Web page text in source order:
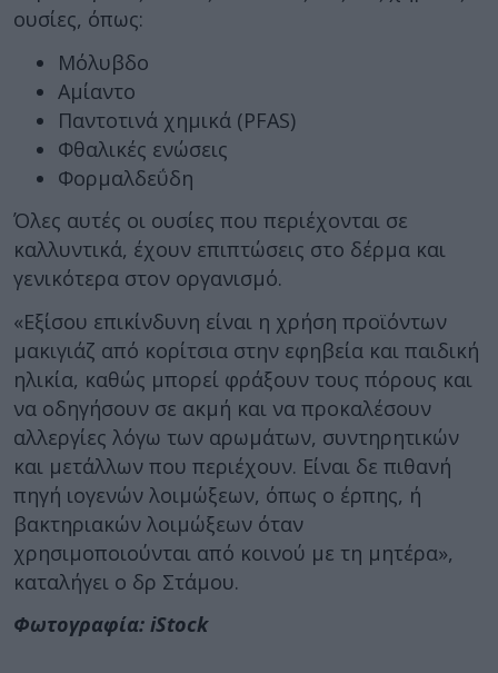
ουσίες, όπως:
Μόλυβδο
Αμίαντο
Παντοτινά χημικά (PFAS)
Φθαλικές ενώσεις
Φορμαλδεΰδη
Όλες αυτές οι ουσίες που περιέχονται σε
καλλυντικά, έχουν επιπτώσεις στο δέρμα και
γενικότερα στον οργανισμό.
«Εξίσου επικίνδυνη είναι η χρήση προϊόντων
μακιγιάζ από κορίτσια στην εφηβεία και παιδική
ηλικία, καθώς μπορεί φράξουν τους πόρους και
να οδηγήσουν σε ακμή και να προκαλέσουν
αλλεργίες λόγω των αρωμάτων, συντηρητικών
και μετάλλων που περιέχουν. Είναι δε πιθανή
πηγή ιογενών λοιμώξεων, όπως ο έρπης, ή
βακτηριακών λοιμώξεων όταν
χρησιμοποιούνται από κοινού με τη μητέρα»,
καταλήγει ο δρ Στάμου.
Φωτογραφία: iStock